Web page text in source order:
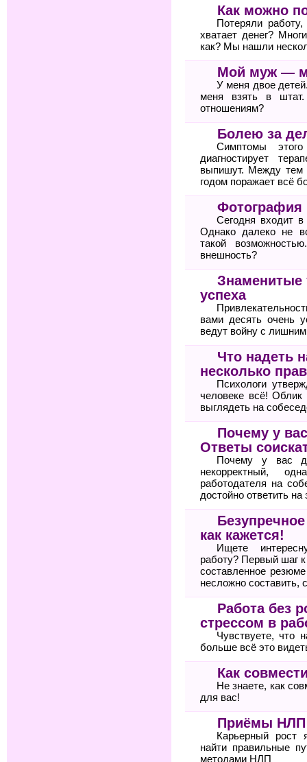
Как можно
Потеряли
хватает денег?
как? Мы нашли
Мой муж —
У меня двое
меня взять в
отношениям?
Болею за
Симптомы
диагностирует
выпишут. Между тем
годом поражает всё
Фотография
Сегодня входит
Однако далеко не
такой
внешность?
Знаменитые
успеха
вами десять очень
ведут войну с
Что надеть
несколько
Психологи
человеке всё!
выглядеть на
Почему у
Ответы
Почему у вас
некорректный,
работодателя на
достойно ответить на
как кажется!
Ищете
работу? Первый шаг
составленное
несложно составить,
Работа без
стрессом в
Чувствуете, что
больше всё это
Как
Не знаете, как
для вас!
Приёмы НЛП
Карьерный рост
найти правильные
методами НЛП